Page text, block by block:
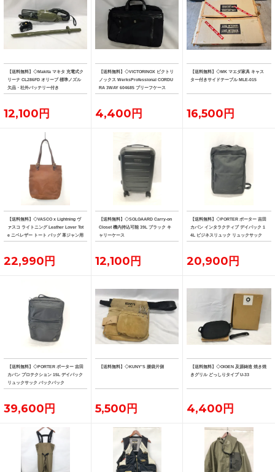
【送料無料】◇Makita マキタ 充電式ク
リーナ CL286FD オリーブ 標準ノズル
欠品・社外バッテリー付き
12,100円
【送料無料】◇VICTORINOX ビクトリ
ノックス WerksProfessional CORDU
RA 3WAY 604685 ブリーフケース
4,400円
【送料無料】◇MK マエダ家具 キャス
ター付きサイドテーブル MLE-015
16,500円
【送料無料】◇VASCO x Lightning ヴ
ァスコ ライトニング Leather Lover Tot
e ニベレザー トート バッグ 革ジャン用
トート
22,990円
【送料無料】◇SOLGAARD Carry-on
Closet 機内持込可能 39L ブラック キ
ャリーケース
12,100円
【送料無料】◇PORTER ポーター 吉田
カバン インタラクティブ デイパック 1
4L ビジネスリュック リュックサック
20,900円
【送料無料】◇PORTER ポーター 吉田
カバン プロテクション 15L デイパック
リュックサック バックパック
39,600円
【送料無料】◇KUNY'S 腰袋片側
5,500円
【送料無料】◇OIGEN 及源鋳造 焼き焼
きグリル どっしりタイプ U-33
4,400円